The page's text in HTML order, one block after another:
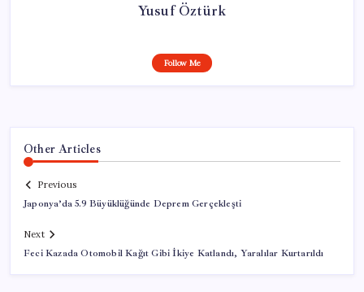
Yusuf Öztürk
Follow Me
Other Articles
Previous
Japonya’da 5.9 Büyüklüğünde Deprem Gerçekleşti
Next
Feci Kazada Otomobil Kağıt Gibi İkiye Katlandı, Yaralılar Kurtarıldı